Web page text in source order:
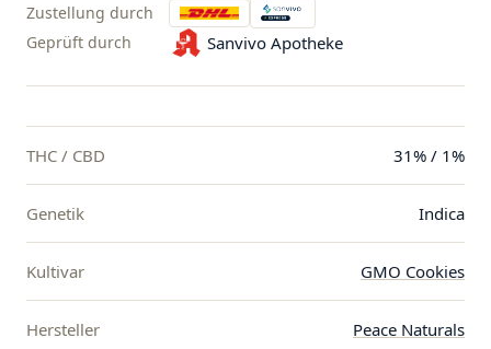
Zustellung durch
Geprüft durch
Sanvivo Apotheke
THC / CBD 31% / 1%
Genetik Indica
Kultivar GMO Cookies
Hersteller Peace Naturals